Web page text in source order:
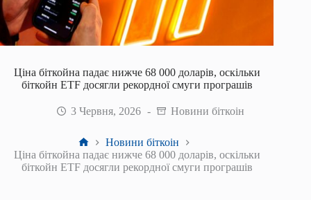
Ціна біткойна падає нижче 68 000 доларів, оскільки
біткойн ETF досягли рекордної смуги програшів
3 Червня, 2026 Новини біткоін
Головна
Новини біткоін
Ціна біткойна падає нижче 68 000 доларів, оскільки
біткойн ETF досягли рекордної смуги програшів